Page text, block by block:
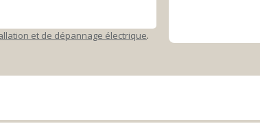
et de dépannage électrique.